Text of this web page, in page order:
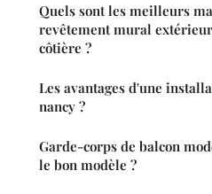
Quels sont les meilleurs
revêtement mural
côtière ?
Les avantages d'une
nancy ?
Garde-corps de balcon
le bon modèle ?